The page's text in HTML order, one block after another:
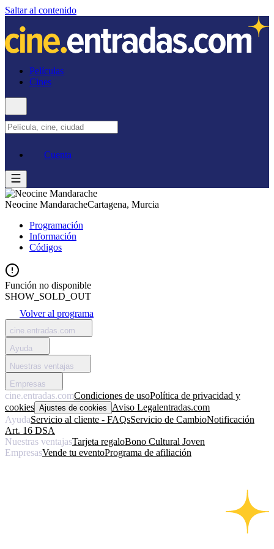
Saltar al contenido
Películas
Cines
Cuenta
Neocine MandaracheCartagena, Murcia
Programación
Información
Códigos
Función no disponible
SHOW_SOLD_OUT
Volver al programa
cine.entradas.com
Ayuda
Nuestras ventajas
Empresas
cine.entradas.comCondiciones de usoPolítica de privacidad y
cookies Ajustes de cookies Aviso Legalentradas.com
AyudaServicio al cliente - FAQsServicio de CambioNotificación
Art. 16 DSA
Nuestras ventajasTarjeta regaloBono Cultural Joven
EmpresasVende tu eventoPrograma de afiliación